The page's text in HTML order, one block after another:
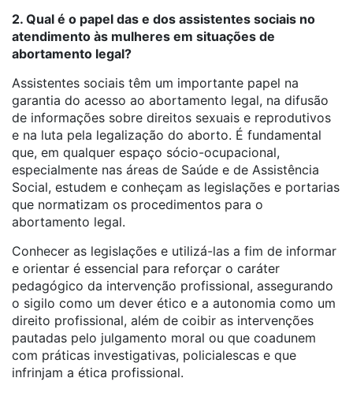
2. Qual é o papel das e dos assistentes sociais no
atendimento às mulheres em situações de
abortamento legal?
Assistentes sociais têm um importante papel na
garantia do acesso ao abortamento legal, na difusão
de informações sobre direitos sexuais e reprodutivos
e na luta pela legalização do aborto. É fundamental
que, em qualquer espaço sócio-ocupacional,
especialmente nas áreas de Saúde e de Assistência
Social, estudem e conheçam as legislações e portarias
que normatizam os procedimentos para o
abortamento legal.
Conhecer as legislações e utilizá-las a fim de informar
e orientar é essencial para reforçar o caráter
pedagógico da intervenção profissional, assegurando
o sigilo como um dever ético e a autonomia como um
direito profissional, além de coibir as intervenções
pautadas pelo julgamento moral ou que coadunem
com práticas investigativas, policialescas e que
infrinjam a ética profissional.